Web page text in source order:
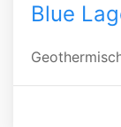
Blue